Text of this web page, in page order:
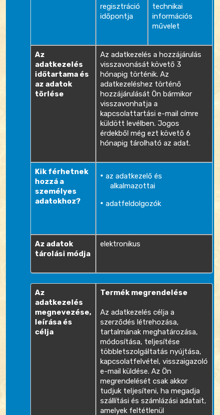
regisztráció
időpontja
technikai
információs
művelet
Az
adatkezelés
időtartama és
az adatok
törlése
Az adatkezelés a hozzájárulás
visszavonását követő 3
hónapig történik. Az
adatkezeléshez történő
hozzájárulását Ön bármikor
visszavonhatja a
kapcsolattartási e-mail címre
küldött levélben. Jogos
érdekből még ezt követő 6
hónapig tárolható az adat.
Kik férhetnek
hozzá a
személyes
adatokhoz?
az adatkezelő és
alkalmazottai
adatfeldolgozók
Az adatok
tárolási módja
elektronikus
Az
adatkezelés
megnevezése,
leírása és
célja
Termék megrendelése
Az adatkezelés célja a
szerződés létrehozása,
tartalmának meghatározása,
módosítása, teljesítése
többletszolgáltatás nyújtása,
kapcsolatfelvétel, visszaigazoló
e-mail küldése. Az Ön
megrendelését csak akkor
tudjuk teljesíteni, ha megadja
szállítási és számlázási adatait,
amelyek feltétlenül